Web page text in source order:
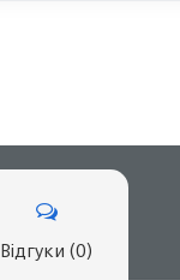
Відгуки (0)